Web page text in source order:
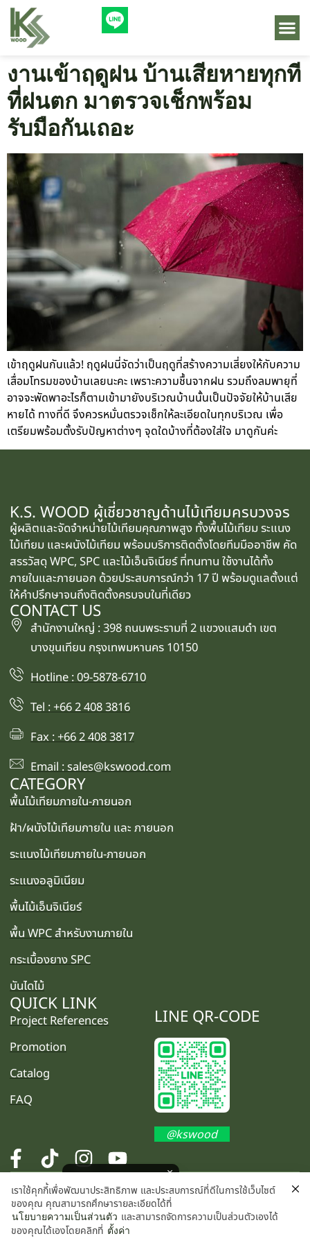
งานเข้าฤดูฝน บ้านเสียหายทุกที
ที่ฝนตก มาตรวจเช็กพร้อม
รับมือกันเถอะ
เข้าฤดูฝนกันแล้ว! ฤดูฝนนี่จัดว่าเป็นฤดูที่สร้างความเสี่ยงให้กับความ
เสื่อมโทรมของบ้านเลยนะคะ เพราะความชื้นจากฝน รวมถึงลมพายุที่
อาจจะพัดพาอะไรก็ตามเข้ามายังบริเวณบ้านนั้นเป็นปัจจัยให้บ้านเสีย
หายได้ ทางที่ดี จึงควรหมั่นตรวจเช็กให้ละเอียดในทุกบริเวณ เพื่อ
เตรียมพร้อมตั้งรับปัญหาต่างๆ จุดใดบ้างที่ต้องใส่ใจ มาดูกันค่ะ
K.S. WOOD ผู้เชี่ยวชาญด้านไม้เทียมครบวงจร
ผู้ผลิตและจัดจำหน่ายไม้เทียมคุณภาพสูง ทั้งพื้นไม้เทียม ระแนง
ไม้เทียม และผนังไม้เทียม พร้อมบริการติดตั้งโดยทีมมืออาชีพ คัด
สรรวัสดุ WPC, SPC และไม้เอ็นจิเนียร์ ที่ทนทาน ใช้งานได้ทั้ง
ภายในและภายนอก ด้วยประสบการณ์กว่า 17 ปี พร้อมดูแลตั้งแต่
ให้คำปรึกษาจนถึงติดตั้งครบจบในที่เดียว
CONTACT US
สำนักงานใหญ่ : 398 ถนนพระรามที่ 2 แขวงแสมดำ เขต
บางขุนเทียน กรุงเทพมหานคร 10150
Hotline : 09-5878-6710
Tel : +66 2 408 3816
Fax : +66 2 408 3817
Email : sales@kswood.com
CATEGORY
พื้นไม้เทียมภายใน-ภายนอก
ฝ้า/ผนังไม้เทียมภายใน และ ภายนอก
ระแนงไม้เทียมภายใน-ภายนอก
ระแนงอลูมิเนียม
พื้นไม้เอ็นจิเนียร์
พื้น WPC สำหรับงานภายใน
กระเบื้องยาง SPC
บันไดไม้
QUICK LINK
Project References
Promotion
Catalog
FAQ
LINE QR-CODE
@kswood
©2025 K.S. WOOD CO., LTD. All rights reserved.
เราใช้คุกกี้เพื่อพัฒนาประสิทธิภาพ และประสบการณ์ที่ดีในการใช้เว็บไซต์
ของคุณ คุณสามารถศึกษารายละเอียดได้ที่
นโยบายความเป็นส่วนตัว และสามารถจัดการความเป็นส่วนตัวเองได้
ของคุณได้เองโดยคลิกที่ ตั้งค่า